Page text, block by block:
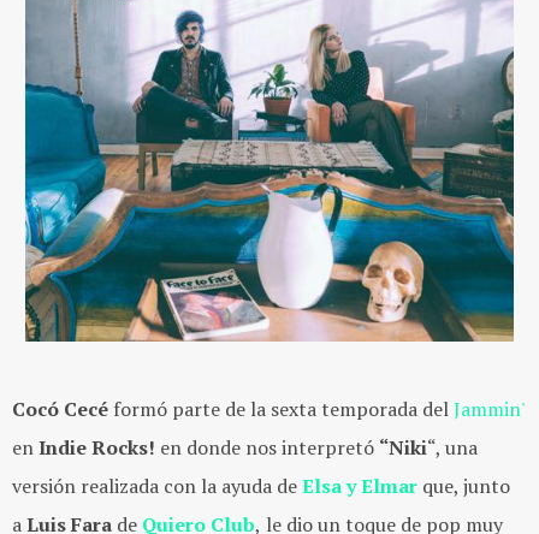
Cocó Cecé formó parte de la sexta temporada delJammin'
enIndie Rocks! en donde nos interpretó “Niki“, una
versión realizada con la ayuda deElsa y Elmar que, junto
aLuis Fara de Quiero Club, le dio un toque de pop muy